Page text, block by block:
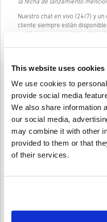
This website uses cookies
We use cookies to
provide social media
We also share information
our social media,
may combine it with other
provided to them or that
of their services.
la fecha de lanzamiento
Nuestro chat en vivo (24/7) y
cliente siempre están
problemas o preguntas sobre el
formularios engorrosos o
válido, por lo que el proceso de
EUR de livecards.net es rápido y
Cómo funciona en
¿Nuevo en Livecards.net?
fácil:
Descargo de
artículos en stock se